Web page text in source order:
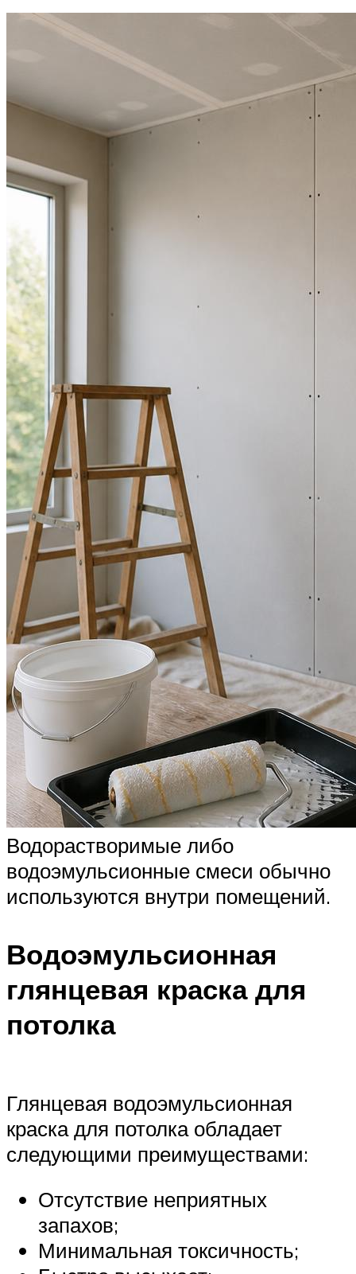
Водорастворимые либо
водоэмульсионные смеси обычно
используются внутри помещений.
Водоэмульсионная
глянцевая краска для
потолка
Глянцевая водоэмульсионная
краска для потолка обладает
следующими преимуществами:
Отсутствие неприятных
запахов;
Минимальная токсичность;